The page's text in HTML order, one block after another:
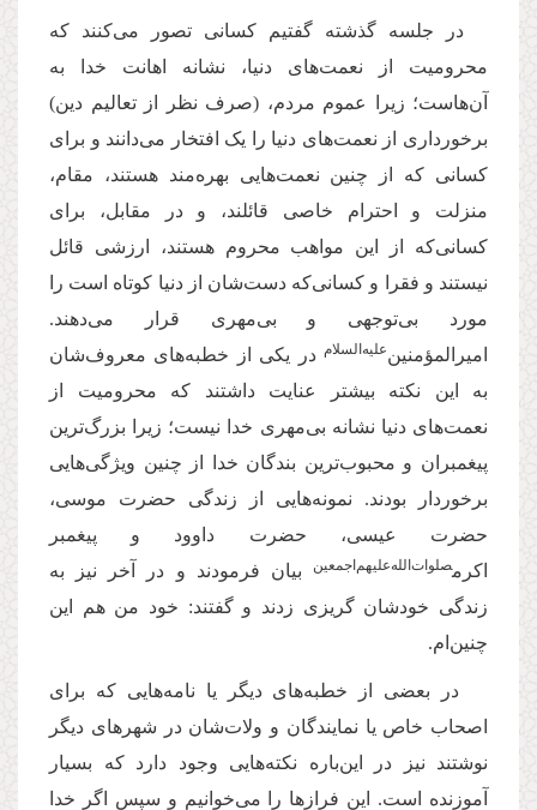
در جلسه گذشته گفتیم کسانی تصور می‌کنند که
محرومیت از نعمت‌های دنیا، نشانه اهانت خدا به
آن‌هاست؛ زیرا عموم مردم، (صرف نظر از تعالیم دین)
برخورداری از نعمت‌های دنیا را یک افتخار می‌دانند و برای
کسانی که از چنین نعمت‌هایی بهره‌مند هستند، مقام،
منزلت و احترام خاصی قائلند، و در مقابل، برای
کسانی‌که از این مواهب محروم هستند، ارزشی قائل
نیستند و فقرا و کسانی‌که دست‌شان از دنیا کوتاه است را
مورد بی‌توجهی و بی‌مهری قرار می‌‌دهند.
امیرالمؤمنین‌علیه‌السلام در یکی از خطبه‌های معروف‌شان
به این نکته بیشتر عنایت داشتند که محرومیت از
نعمت‌های دنیا نشانه بی‌مهری خدا نیست؛ زیرا بزرگ‌ترین
پیغمبران و محبوب‌ترین بندگان خدا از چنین ویژگی‌هایی
برخوردار بودند. نمونه‌هایی از زندگی حضرت موسی،
حضرت عیسی، حضرت داوود و پیغمبر
اکرمصلوات‌الله‌علیهم‌اجمعین
بیان فرمودند و در آخر نیز به
زندگی خودشان گریزی زدند و گفتند: خود من هم این
چنین‌ام.
در بعضی از خطبه‌های دیگر یا نامه‌هایی که برای
اصحاب خاص‌ یا نمایندگان‌ و ولات‌شان در شهرهای دیگر
نوشتند نیز در این‌باره نکته‌هایی وجود دارد که بسیار
آموزنده است. این فرازها را می‌خوانیم و سپس اگر خدا